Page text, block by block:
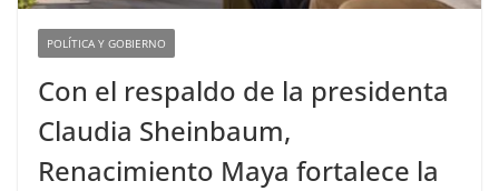
POLÍTICA Y GOBIERNO
Con el respaldo de la presidenta
Claudia Sheinbaum,
Renacimiento Maya fortalece la